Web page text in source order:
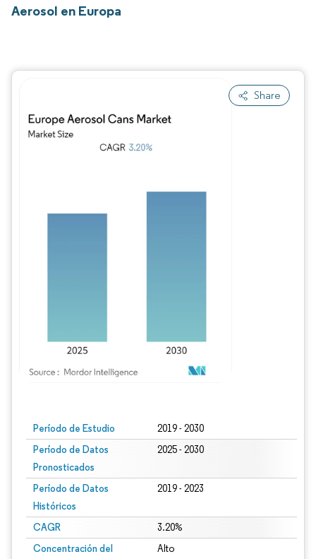
Aerosol en Europa
Share
Período de Estudio 2019 - 2030
Período de Datos
Pronosticados
2025 - 2030
Período de Datos
Históricos
2019 - 2023
CAGR 3.20%
Concentración del
Alto